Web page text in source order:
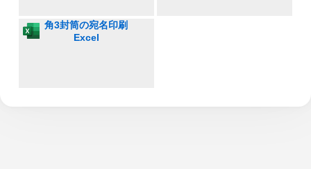
角3封筒の宛名印刷
Excel